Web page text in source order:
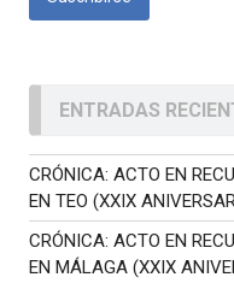
ENTRADAS
CRÓNICA: ACTO EN
EN TEO (XXIX
CRÓNICA: ACTO EN
EN MÁLAGA (XXIX